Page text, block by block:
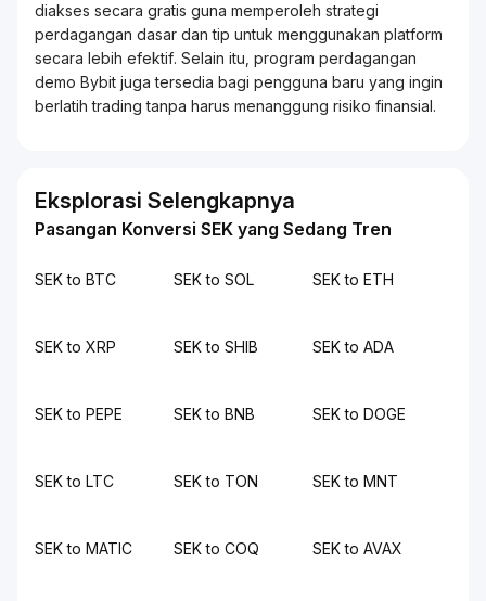
diakses secara gratis guna memperoleh strategi
perdagangan dasar dan tip untuk menggunakan platform
secara lebih efektif. Selain itu, program perdagangan
demo Bybit juga tersedia bagi pengguna baru yang ingin
berlatihtradingtanpa harus menanggung risiko finansial.
Eksplorasi Selengkapnya
Pasangan Konversi SEK yang Sedang Tren
SEK to BTC SEK to SOL SEK to ETH
SEK to XRP SEK to SHIB SEK to ADA
SEK to PEPE SEK to BNB SEK to DOGE
SEK to LTC SEK to TON SEK to MNT
SEK to MATIC SEK to COQ SEK to AVAX